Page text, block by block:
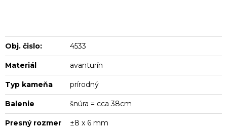
Obj. čislo: 4533
Materiál avanturín
Typ kameňa prírodný
Balenie šnúra = cca 38cm
Presný rozmer ±8 x 6 mm